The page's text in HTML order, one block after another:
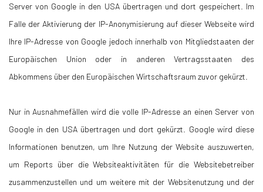
Server von Google in den USA übertragen und dort gespeichert. Im
Falle der Aktivierung der IP-Anonymisierung auf dieser Webseite wird
Ihre IP-Adresse von Google jedoch innerhalb von Mitgliedstaaten der
Europäischen Union oder in anderen Vertragsstaaten des
Abkommens über den Europäischen Wirtschaftsraum zuvor gekürzt.
Nur in Ausnahmefällen wird die volle IP-Adresse an einen Server von
Google in den USA übertragen und dort gekürzt. Google wird diese
Informationen benutzen, um Ihre Nutzung der Website auszuwerten,
um Reports über die Websiteaktivitäten für die Websitebetreiber
zusammenzustellen und um weitere mit der Websitenutzung und der